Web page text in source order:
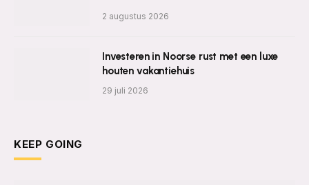
2 augustus 2026
Investeren in Noorse rust met een luxe
houten vakantiehuis
29 juli 2026
KEEP GOING